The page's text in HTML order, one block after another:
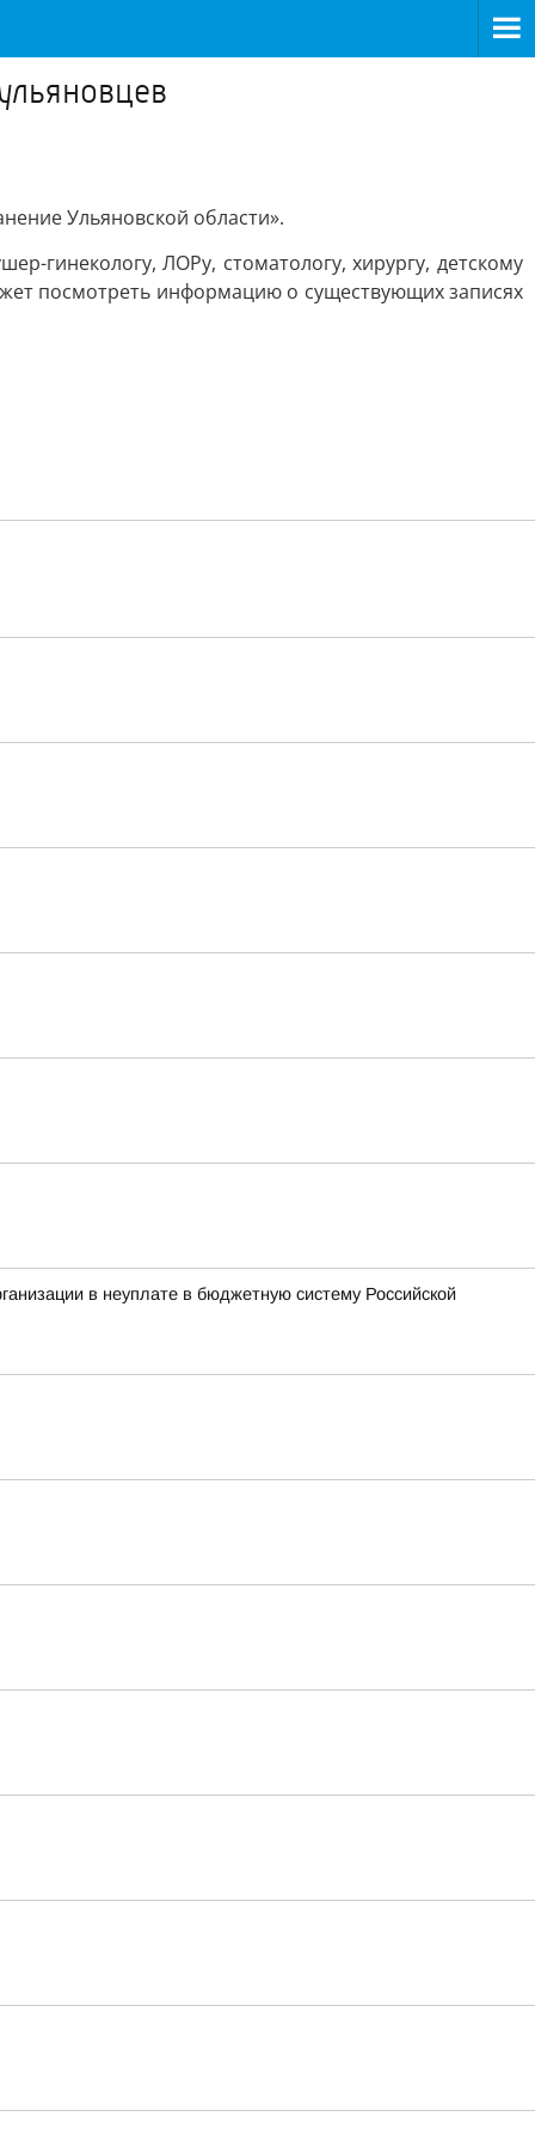
Ульяновской области».
гинекологу, ЛОРу, стоматологу, хирургу, детскому
посмотреть информацию о существующих записях
в неуплате в бюджетную систему Российской